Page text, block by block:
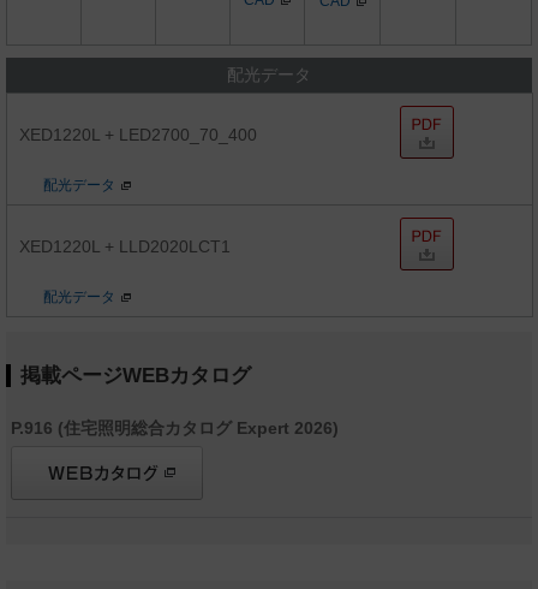
配光データ
XED1220L + LED2700_70_400
配光データ
XED1220L + LLD2020LCT1
配光データ
掲載ページWEBカタログ
P.916 (住宅照明総合カタログ Expert 2026)